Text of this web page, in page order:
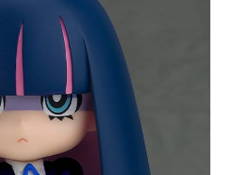
harrastukse …
asioita
Night & Fate/Zero